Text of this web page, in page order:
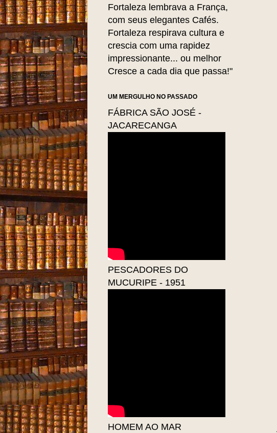
Fortaleza lembrava a França,
com seus elegantes Cafés.
Fortaleza respirava cultura e
crescia com uma rapidez
impressionante... ou melhor
Cresce a cada dia que passa!"
UM MERGULHO NO PASSADO
FÁBRICA SÃO JOSÉ -
JACARECANGA
PESCADORES DO
MUCURIPE - 1951
HOMEM AO MAR